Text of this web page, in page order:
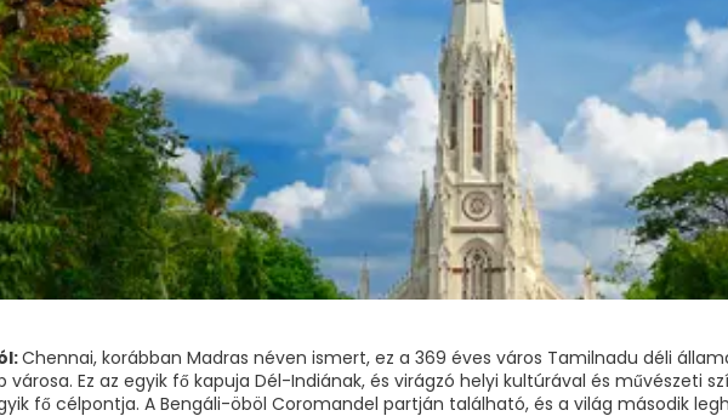
Chennai, korábban Madras néven ismert, ez a 369 éves város Tamilnadu déli
városa. Ez az egyik fő kapuja Dél-Indiának, és virágzó helyi kultúrával és művészeti
fő célpontja. A Bengáli-öböl Coromandel partján található, és a világ második